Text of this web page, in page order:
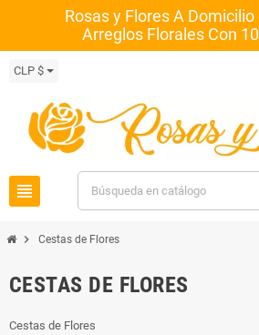
Rosas y Flores A
Arreglos Florales Con
CLP $
view_headline
chevron_right Cestas de Flores
CESTAS DE FLORES
Cestas de Flores